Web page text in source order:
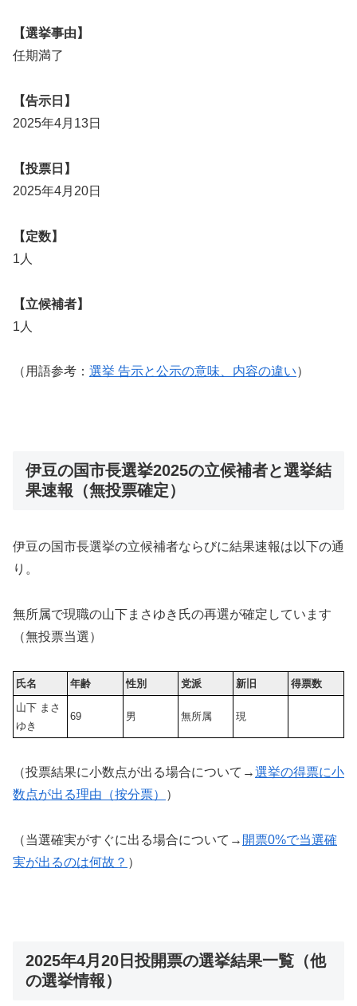
【選挙事由】
任期満了
【告示日】
2025年4月13日
【投票日】
2025年4月20日
【定数】
1人
【立候補者】
1人
（用語参考： 選挙 告示と公示の意味、内容の違い）
伊豆の国市長選挙2025の立候補者と選挙結
果速報（無投票確定）
伊豆の国市長選挙の立候補者ならびに結果速報は以下の通
り。
無所属で現職の山下まさゆき氏の再選が確定しています
（無投票当選）
氏名 年齢 性別 党派 新旧
得票数
山下 まさ
ゆき
69 男 無所属 現
（投票結果に小数点が出る場合について→選挙の得票に小
数点が出る理由（按分票）
）
（当選確実がすぐに出る場合について→ 開票0%で当選確
実が出るのは何故？ ）
2025年4月20日投開票の選挙結果一覧（他
の選挙情報）